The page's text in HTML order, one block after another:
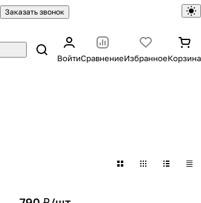
Заказать звонок
ВойтиСравнениеИзбранноеКорзина